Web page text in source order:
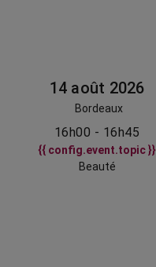
14 août 2026
Bordeaux
16h00 - 16h45
{{ config.event.topic }}
Beauté